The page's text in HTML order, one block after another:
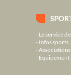
Le service
Infos sports